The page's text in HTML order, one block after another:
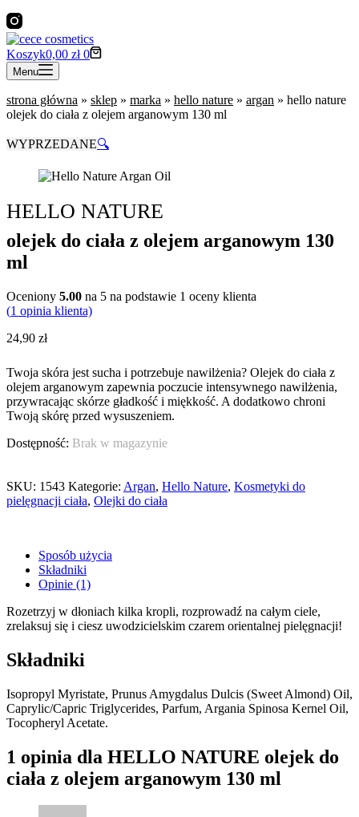
Koszyk0,00 zł 0
Menu
strona główna » sklep » marka » hello nature » argan » hello nature
olejek do ciała z olejem arganowym 130 ml
WYPRZEDANE🔍
HELLO NATURE
olejek do ciała z olejem arganowym 130
ml
Oceniony 5.00 na 5 na podstawie 1 oceny klienta
(1 opinia klienta)
24,90 zł
Twoja skóra jest sucha i potrzebuje nawilżenia? Olejek do ciała z
olejem arganowym zapewnia poczucie intensywnego nawilżenia,
przywracając skórze gładkość i miękkość. A dodatkowo chroni
Twoją skórę przed wysuszeniem.
Brak w magazynie
SKU: 1543 Kategorie: Argan, Hello Nature, Kosmetyki do
pielęgnacji ciała, Olejki do ciała
Sposób użycia
Składniki
Opinie (1)
Rozetrzyj w dłoniach kilka kropli, rozprowadź na całym ciele,
zrelaksuj się i ciesz uwodzicielskim czarem orientalnej pielęgnacji!
Składniki
Isopropyl Myristate, Prunus Amygdalus Dulcis (Sweet Almond) Oil,
Caprylic/Capric Triglycerides, Parfum, Argania Spinosa Kernel Oil,
Tocopheryl Acetate.
1 opinia dla HELLO NATURE olejek do
ciała z olejem arganowym 130 ml